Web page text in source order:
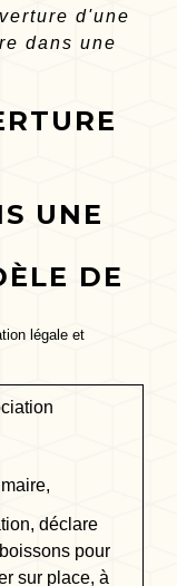
d'une
dans une
UNE
DE
légale et
, déclare
pour
sur place, à